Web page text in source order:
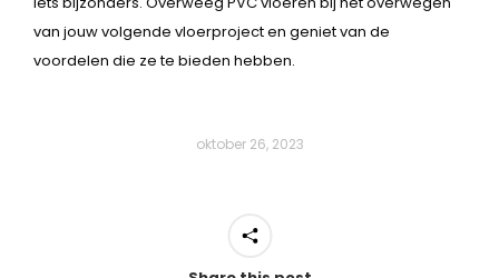
van jouw volgende vloerproject en geniet van de
voordelen die ze te bieden hebben.
oktober 26, 2023